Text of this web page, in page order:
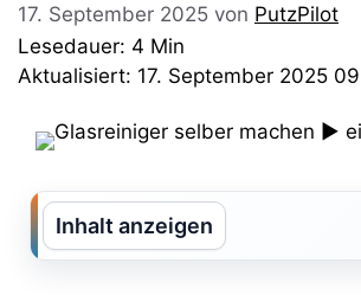
17. September 2025 von PutzPilot
Lesedauer: 4 Min
Aktualisiert: 17. September 2025
Inhalt anzeigen